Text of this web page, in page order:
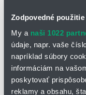
Zodpovedné
My a naši 1022
údaje, napr. vaše
napríklad súbory
informáciám na
poskytovať
reklamy a obsahu,
🔑 Objednávací kľúč
E2I.15.10.028.0
E2I.15.10.038.0
E2I.15.10.048.0